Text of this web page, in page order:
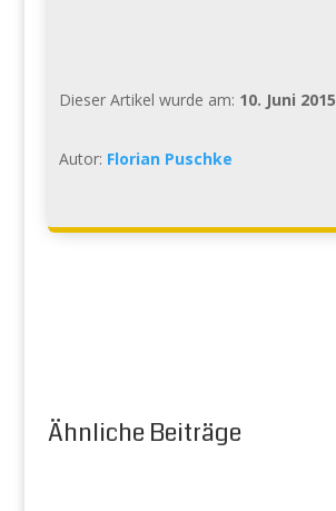
Dieser Artikel wurde am: 10. Juni 2015
Autor: Florian Puschke
Ähnliche Beiträge